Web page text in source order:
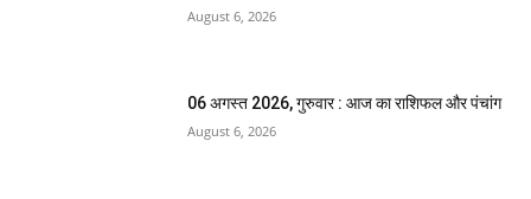
August 6, 2026
06 अगस्त 2026, गुरुवार : आज का राशिफल और पंचांग
August 6, 2026